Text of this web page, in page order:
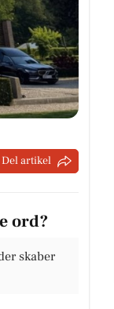
Del artikel
ord?
skaber